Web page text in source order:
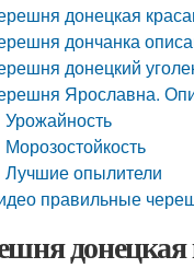
донецкая
дончанка
донецкий
Ярославна.
Урожайность
Морозостойкость
Лучшие опылители
правильные
донецкая